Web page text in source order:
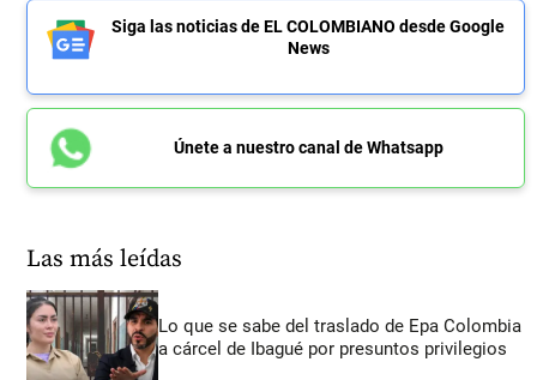
Siga las noticias de EL COLOMBIANO desde Google
News
Únete a nuestro canal de Whatsapp
Las más leídas
Lo que se sabe del traslado de Epa Colombia
a cárcel de Ibagué por presuntos privilegios